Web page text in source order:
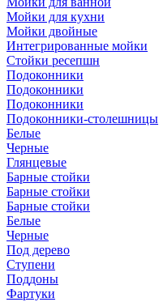
Мойки для кухни
Мойки двойные
Интегрированные мойки
Стойки ресепшн
Подоконники
Подоконники
Подоконники
Подоконники-столешницы
Белые
Черные
Глянцевые
Барные стойки
Барные стойки
Барные стойки
Белые
Черные
Под дерево
Ступени
Поддоны
Фартуки